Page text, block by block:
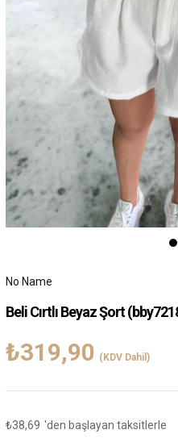
No Name
Beli Cırtlı Beyaz Şort
₺319,90 (KDV Dahil)
₺38,69 'den başlayan taksitlerle